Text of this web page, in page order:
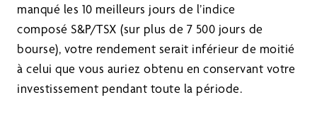
manqué les 10 meilleurs jours de l’indice
composé S&P/TSX (sur plus de 7 500 jours de
bourse), votre rendement serait inférieur de moitié
à celui que vous auriez obtenu en conservant votre
investissement pendant toute la période.